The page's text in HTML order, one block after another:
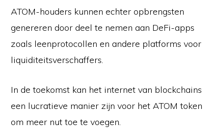
ATOM-houders kunnen echter opbrengsten
genereren door deel te nemen aan DeFi-apps
zoals leenprotocollen en andere platforms voor
liquiditeitsverschaffers.
In de toekomst kan het internet van blockchains
een lucratieve manier zijn voor het ATOM token
om meer nut toe te voegen.